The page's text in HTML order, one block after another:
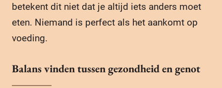
betekent dit niet dat je altijd iets anders moet
eten. Niemand is perfect als het aankomt op
voeding.
Balans vinden tussen gezondheid en genot